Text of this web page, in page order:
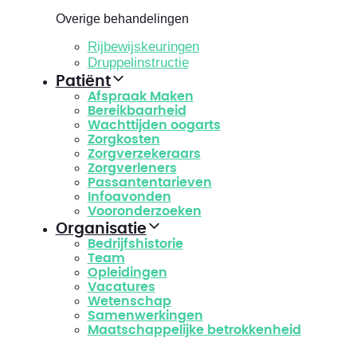
Overige behandelingen
Rijbewijskeuringen
Druppelinstructie
Patiënt
Afspraak Maken
Bereikbaarheid
Wachttijden oogarts
Zorgkosten
Zorgverzekeraars
Zorgverleners
Passantentarieven
Infoavonden
Vooronderzoeken
Organisatie
Bedrijfshistorie
Team
Opleidingen
Vacatures
Wetenschap
Samenwerkingen
Maatschappelijke betrokkenheid